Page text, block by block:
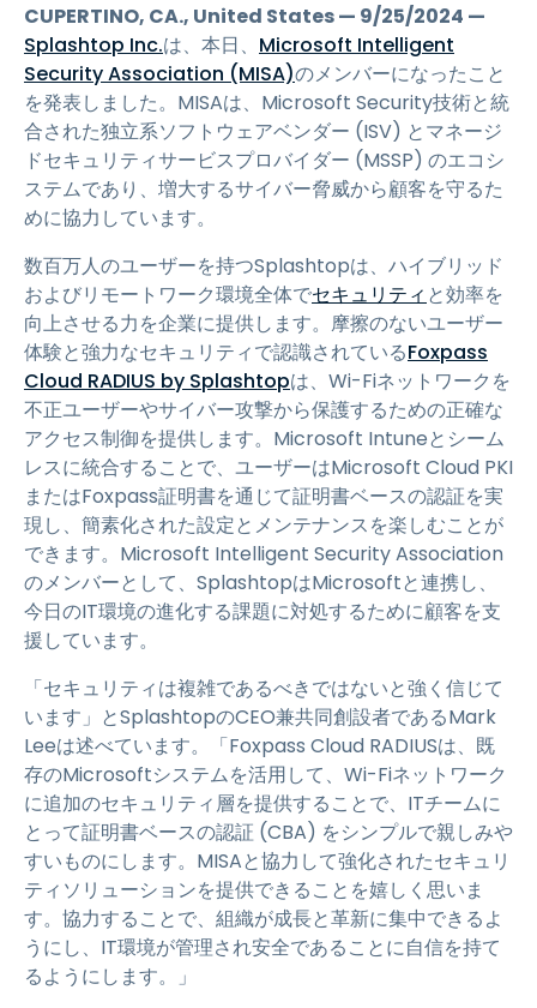
CUPERTINO, CA., United States — 9/25/2024 —
Splashtop Inc.は、本日、 Microsoft Intelligent
Security Association (MISA)のメンバーになったこと
を発表しました。MISAは、Microsoft Security技術と統
合された独立系ソフトウェアベンダー (ISV) とマネージ
ドセキュリティサービスプロバイダー (MSSP) のエコシ
ステムであり、増大するサイバー脅威から顧客を守るた
めに協力しています。
数百万人のユーザーを持つSplashtopは、ハイブリッド
およびリモートワーク環境全体でセキュリティ と効率を
向上させる力を企業に提供します。摩擦のないユーザー
体験と強力なセキュリティで認識されているFoxpass
Cloud RADIUS by Splashtopは、Wi-Fiネットワークを
不正ユーザーやサイバー攻撃から保護するための正確な
アクセス制御を提供します。Microsoft Intuneとシーム
レスに統合することで、ユーザーはMicrosoft Cloud PKI
またはFoxpass証明書を通じて証明書ベースの認証を実
現し、簡素化された設定とメンテナンスを楽しむことが
できます。Microsoft Intelligent Security Association
のメンバーとして、SplashtopはMicrosoftと連携し、
今日のIT環境の進化する課題に対処するために顧客を支
援しています。
「セキュリティは複雑であるべきではないと強く信じて
います」とSplashtopのCEO兼共同創設者であるMark
Leeは述べています。「Foxpass Cloud RADIUSは、既
存のMicrosoftシステムを活用して、Wi-Fiネットワーク
に追加のセキュリティ層を提供することで、ITチームに
とって証明書ベースの認証 (CBA) をシンプルで親しみや
すいものにします。MISAと協力して強化されたセキュリ
ティソリューションを提供できることを嬉しく思いま
す。協力することで、組織が成長と革新に集中できるよ
うにし、IT環境が管理され安全であることに自信を持て
るようにします。」